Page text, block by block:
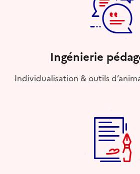
Ingénierie
Individualisation & outils